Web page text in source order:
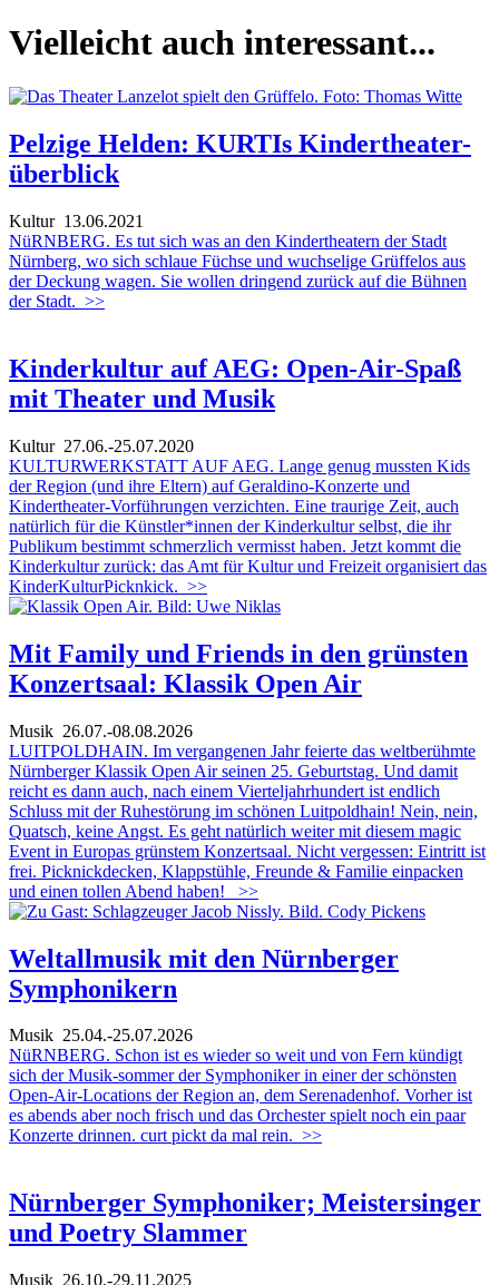
Vielleicht auch interessant...
Pelzige Helden: KURTIs Kindertheater-
überblick
Kultur13.06.2021
NüRNBERG. Es tut sich was an den Kindertheatern der Stadt
Nürnberg, wo sich schlaue Füchse und wuchselige Grüffelos aus
der Deckung wagen. Sie wollen dringend zurück auf die Bühnen
der Stadt. >>
Kinderkultur auf AEG: Open-Air-Spaß
mit Theater und Musik
Kultur27.06.-25.07.2020
KULTURWERKSTATT AUF AEG. Lange genug mussten Kids
der Region (und ihre Eltern) auf Geraldino-Konzerte und
Kindertheater-Vorführungen verzichten. Eine traurige Zeit, auch
natürlich für die Künstler*innen der Kinderkultur selbst, die ihr
Publikum bestimmt schmerzlich vermisst haben. Jetzt kommt die
Kinderkultur zurück: das Amt für Kultur und Freizeit organisiert das
KinderKulturPicknkick. >>
Mit Family und Friends in den grünsten
Konzertsaal: Klassik Open Air
Musik 26.07.-08.08.2026
LUITPOLDHAIN. Im vergangenen Jahr feierte das weltberühmte
Nürnberger Klassik Open Air seinen 25. Geburtstag. Und damit
reicht es dann auch, nach einem Vierteljahrhundert ist endlich
Schluss mit der Ruhestörung im schönen Luitpoldhain! Nein, nein,
Quatsch, keine Angst. Es geht natürlich weiter mit diesem magic
Event in Europas grünstem Konzertsaal. Nicht vergessen: Eintritt ist
frei. Picknickdecken, Klappstühle, Freunde & Familie einpacken
und einen tollen Abend haben!
>>
Weltallmusik mit den Nürnberger
Symphonikern
Musik 25.04.-25.07.2026
NüRNBERG. Schon ist es wieder so weit und von Fern kündigt
sich der Musik-sommer der Symphoniker in einer der schönsten
Open-Air-Locations der Region an, dem Serenadenhof. Vorher ist
es abends aber noch frisch und das Orchester spielt noch ein paar
Konzerte drinnen. curt pickt da mal rein. >>
Nürnberger Symphoniker; Meistersinger
und Poetry Slammer
Musik 26.10.-29.11.2025